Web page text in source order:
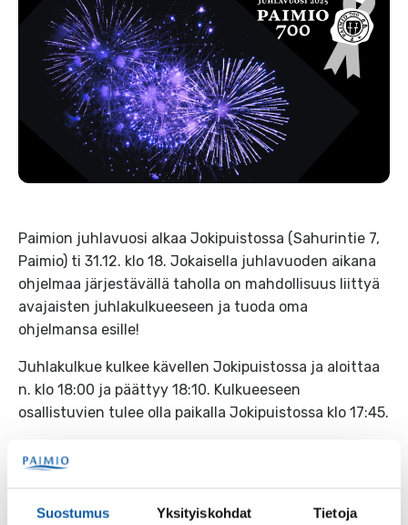
Suostumus Yksityiskohdat Tietoja
Paimion juhlavuosi alkaa Jokipuistossa (Sahurintie 7,
Paimio) ti 31.12. klo 18. Jokaisella juhlavuoden aikana
ohjelmaa järjestävällä taholla on mahdollisuus liittyä
avajaisten juhlakulkueeseen ja tuoda oma
ohjelmansa esille!
Juhlakulkue kulkee kävellen Jokipuistossa ja aloittaa
n. klo 18:00 ja päättyy 18:10. Kulkueeseen
osallistuvien tulee olla paikalla Jokipuistossa klo 17:45.
läpi Teams-tapaamisessa 17.12. klo 17-17.30. Mikäli et
niin ilmoita siitä sähköpostitse paimio700@paimio.fi.